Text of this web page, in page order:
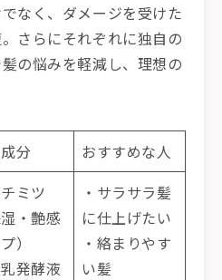
なく、ダメージを受けた
さらにそれぞれに独自の
の悩みを軽減し、理想の
分
おすすめな人
ミツ
湿・艶感
）
乳発酵液
・サラサラ髪
に仕上げたい
・絡まりやす
い髪